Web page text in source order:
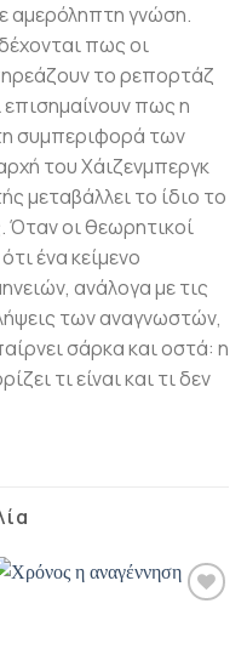
αμερόληπτη γνώση.
πως οι
το ρεπορτάζ
πως η
συμπεριφορά των
του Χάιζενμπεργκ
μεταβάλλει το ίδιο το
Όταν οι θεωρητικοί
ένα κείμενο
ανάλογα με τις
των αναγνωστών,
σάρκα και οστά: η
τι είναι και τι δεν